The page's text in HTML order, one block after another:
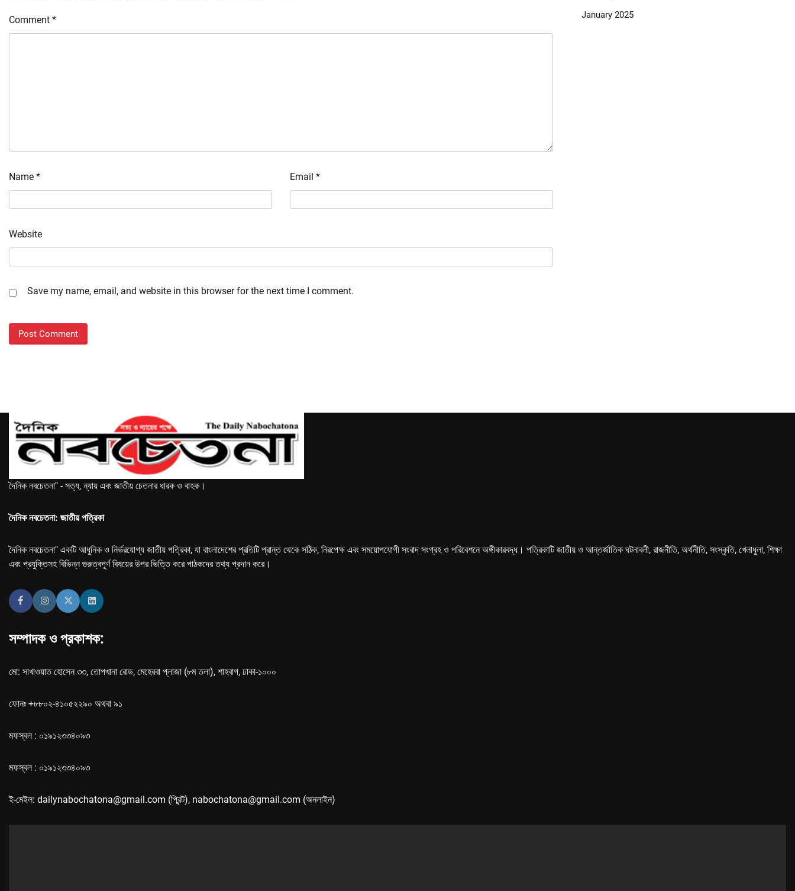
Comment *
Name * Email *
Website
Save my name, email, and website in this browser for the next time I comment.
January 2025
দৈনিক নবচেতনা" - সত্য, ন্যায় এবং জাতীয় চেতনার ধারক ও বাহক।
দৈনিক নবচেতনা: জাতীয় পত্রিকা
দৈনিক নবচেতনা" একটি আধুনিক ও নির্ভরযোগ্য জাতীয় পত্রিকা, যা বাংলাদেশের প্রতিটি প্রান্ত থেকে সঠিক, নিরপেক্ষ এবং সময়োপযোগী সংবাদ সংগ্রহ ও পরিবেশনে অঙ্গীকারবদ্ধ। পত্রিকাটি জাতীয় ও আন্তর্জাতিক ঘটনাবলী, রাজনীতি, অর্থনীতি, সংস্কৃতি, খেলাধুলা, শিক্ষা
এবং প্রযুক্তিসহ বিভিন্ন গুরুত্বপূর্ণ বিষয়ের উপর ভিত্তি করে পাঠকদের তথ্য প্রদান করে।
সম্পাদক ও প্রকাশক:
মো: সাখাওয়াত হোসেন ৩৩, তোপখানা রোড, মেহেরবা প্লাজা (৮ম তলা), শাহবাগ, ঢাকা-১০০০
ফোনঃ +৮৮০২-৪১০৫২২৯০ অথবা ৯১
মফস্বল : ০১৯১২৩৩৪০৯৩
মফস্বল : ০১৯১২৩৩৪০৯৩
ই-মেইল: dailynabochatona@gmail.com (প্রিন্ট), nabochatona@gmail.com (অনলাইন)